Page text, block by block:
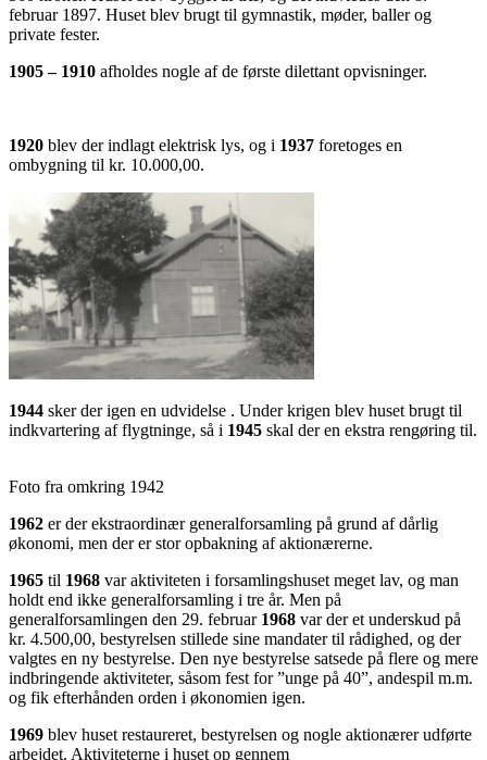
februar 1897. Huset blev brugt til gymnastik, møder, baller og
private fester.
1905 – 1910 afholdes nogle af de første dilettant opvisninger.
1920 blev der indlagt elektrisk lys, og i 1937 foretoges en
ombygning til kr. 10.000,00.
1944 sker der igen en udvidelse . Under krigen blev huset brugt til
indkvartering af flygtninge, så i 1945 skal der en ekstra rengøring til.
Foto fra omkring 1942
1962 er der ekstraordinær generalforsamling på grund af dårlig
økonomi, men der er stor opbakning af aktionærerne.
1965 til 1968 var aktiviteten i forsamlingshuset meget lav, og man
holdt end ikke generalforsamling i tre år. Men på
generalforsamlingen den 29. februar 1968 var der et underskud på
kr. 4.500,00, bestyrelsen stillede sine mandater til rådighed, og der
valgtes en ny bestyrelse. Den nye bestyrelse satsede på flere og mere
indbringende aktiviteter, såsom fest for ”unge på 40”, andespil m.m.
og fik efterhånden orden i økonomien igen.
1969 blev huset restaureret, bestyrelsen og nogle aktionærer udførte
arbejdet. Aktiviteterne i huset op gennem